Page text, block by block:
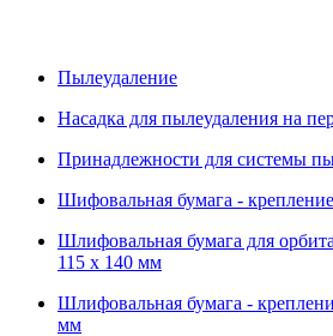
Пылеудаление
Насадка для пылеудаления на
Принадлежности для системы
Шифовальная бумага -
Шлифовальная бумага для
115 х 140 мм
Шлифовальная бумага -
мм